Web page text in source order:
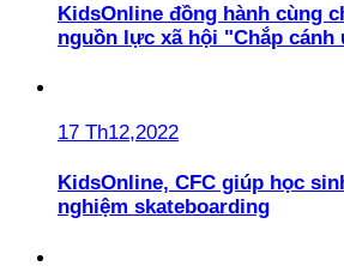
KidsOnline đồng hành cùng
nguồn lực xã hội "Chắp cánh
17 Th12,2022
KidsOnline, CFC giúp học
nghiệm skateboarding